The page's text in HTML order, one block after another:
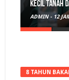
Kecil Tanah
ADMIN - 12
8 TAHUN